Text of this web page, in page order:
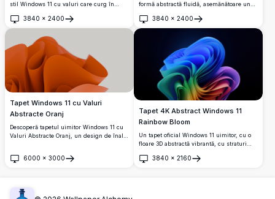
stil Windows 11 cu valuri care curg în
verde pe un fundal albastru delicat.
Fundal desktop perfect de înaltă rezoluție
cu elemente de design moderne și netede
care surprind esența esteticii digitale
contemporane.
3840 × 2400
Deschide
formă abstractă fluidă, asemănătoare unui
închis. Curbe netede și stratificate apar
dramatic pe un fundal întunecat, creând
un efect sculptural 3D elegant.
3840 × 2400
Deschide
Tapet Windows 11 cu Valuri
Abstracte Oranj
Descoperă tapetul uimitor Windows 11 cu
Valuri Abstracte Oranj, un design de înaltă
desktopul sau fondul Windows 11, acest
de tehnologie și iubitorii de design, aduce
un estetism îndrăzneț și dinamic pe
6000 × 3000
Deschide
Tapet 4K Abstract Windows 11
Rainbow Bloom
Un tapet oficial Windows 11 uimitor, cu o
floare 3D abstractă vibrantă, cu straturi
albastru la verde, galben, roșu și violet pe
3840 × 2160
Deschide